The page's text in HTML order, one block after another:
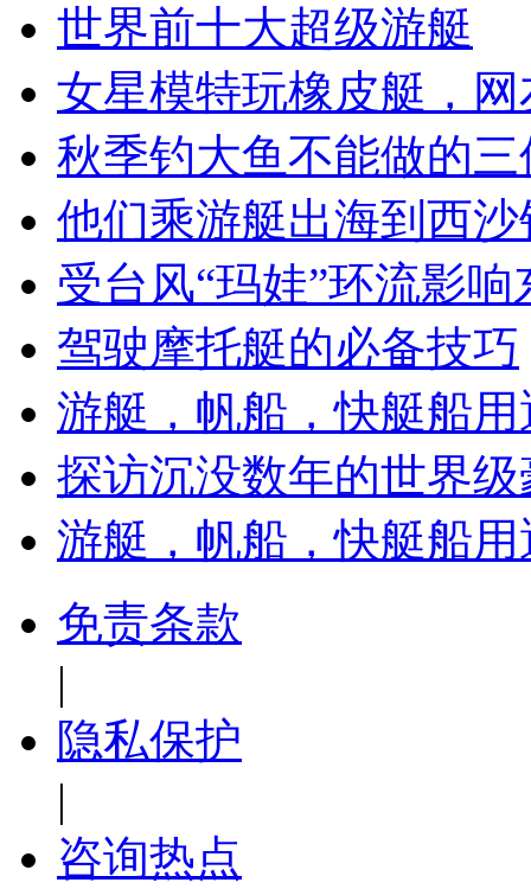
世界前十大超级游艇
女星模特玩橡皮艇，网
秋季钓大鱼不能做的三
他们乘游艇出海到西沙
受台风“玛娃”环流影响
驾驶摩托艇的必备技巧
游艇，帆船，快艇船用
探访沉没数年的世界级
游艇，帆船，快艇船用
免责条款
|
隐私保护
|
咨询热点